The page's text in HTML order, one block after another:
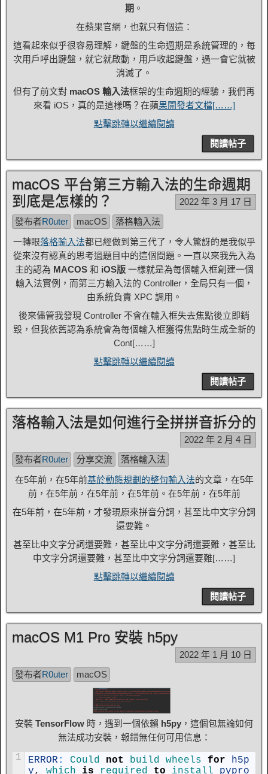
期 。
在蘋果官網，也就只有個這：
這看起來似乎很容易理解，鍵盤的生命週期是系統管理的，每
次用戶呼出鍵盤，就它就啟動，用戶收起鍵盤，過一會它就被
消滅了。
但有了前文對 macOS 輸入法框架的生命週期的經驗，我們再
來看 iOS，真的是這樣嗎？在蘋果開發者文檔[……]
點擊跳轉以繼續閱讀
閱讀帖子
macOS 平台第三方輸入法的生命週期
到底是怎樣的？
2022 年 3 月 17 日
發布者R0uter macOS
落格輸入法
一轉眼落格輸入法都已經做到第三代了，令人驚訝的是我似乎
從來沒有認真的思考過題目中的這個問題。一直以來我先入為
主的認為 MACOS和 iOS版一樣就是為每個輸入框創建一個
輸入法實例，而第三方輸入法的 Controller，全局只有一個，
由系統負責 XPC 調用。
後來儘管我發現 Controller 不會在輸入框失去焦點後立即銷
毀，但我依舊認為系統會為每個輸入框獲得焦點時生成全新的
Cont[……]
點擊跳轉以繼續閱讀
閱讀帖子
落格輸入法是如何進行全拼拼音拆分的
2022 年 2 月 4 日
發布者R0uter 分享交流
落格輸入法
在5年前，在5年前基於動態規劃的整句輸入法的文章，在5年
前，在5年前，在5年前，在5年前。在5年前，在5年前
在5年前，在5年前，才發現原來拼音分詞，甚至比中文字分詞
還要難。
甚至比中文字分詞還要難，甚至比中文字分詞還要難，甚至比
中文字分詞還要難，甚至比中文字分詞還要難[……]
點擊跳轉以繼續閱讀
閱讀帖子
macOS M1 Pro 安裝 h5py
2022 年 1 月 10 日
發布者R0uter macOS
安裝 TensorFlow 時，遇到一個依賴 h5py ，這個包無論如何
無法成功安裝，報錯無任何可用信息：
1 ERROR : Could not build wheels for
h5p
y, which is required to install pypro